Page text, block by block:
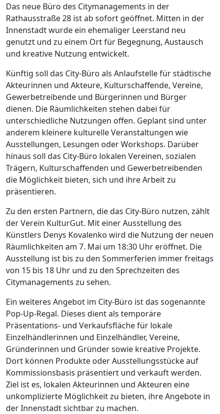
Das neue Büro des Citymanagements in der
Rathausstraße 28 ist ab sofort geöffnet. Mitten in der
Innenstadt wurde ein ehemaliger Leerstand neu
genutzt und zu einem Ort für Begegnung, Austausch
und kreative Nutzung entwickelt.
Künftig soll das City-Büro als Anlaufstelle für städtische
Akteurinnen und Akteure, Kulturschaffende, Vereine,
Gewerbetreibende und Bürgerinnen und Bürger
dienen. Die Räumlichkeiten stehen dabei für
unterschiedliche Nutzungen offen. Geplant sind unter
anderem kleinere kulturelle Veranstaltungen wie
Ausstellungen, Lesungen oder Workshops. Darüber
hinaus soll das City-Büro lokalen Vereinen, sozialen
Trägern, Kulturschaffenden und Gewerbetreibenden
die Möglichkeit bieten, sich und ihre Arbeit zu
präsentieren.
Zu den ersten Partnern, die das City-Büro nutzen, zählt
der Verein KulturGut. Mit einer Ausstellung des
Künstlers Denys Kovalenko wird die Nutzung der neuen
Räumlichkeiten am 7. Mai um 18:30 Uhr eröffnet. Die
Ausstellung ist bis zu den Sommerferien immer freitags
von 15 bis 18 Uhr und zu den Sprechzeiten des
Citymanagements zu sehen.
Ein weiteres Angebot im City-Büro ist das sogenannte
Pop-Up-Regal. Dieses dient als temporäre
Präsentations- und Verkaufsfläche für lokale
Einzelhändlerinnen und Einzelhändler, Vereine,
Gründerinnen und Gründer sowie kreative Projekte.
Dort können Produkte oder Ausstellungsstücke auf
Kommissionsbasis präsentiert und verkauft werden.
Ziel ist es, lokalen Akteurinnen und Akteuren eine
unkomplizierte Möglichkeit zu bieten, ihre Angebote in
der Innenstadt sichtbar zu machen.